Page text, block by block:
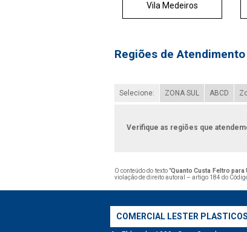
Vila Medeiros
Regiões de Atendimento
Selecione: ZONA SUL ABCD
Verifique as regiões que
O conteúdo do texto "Quanto Custa Feltro
violação de direito autoral – artigo 184 do
COMERCIAL LESTER